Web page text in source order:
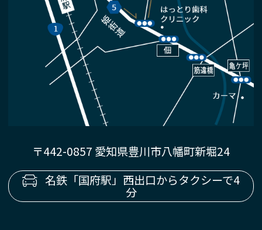
〒442-0857 愛知県豊川市八幡町新堀24
名鉄「国府駅」西出口からタクシーで4
分